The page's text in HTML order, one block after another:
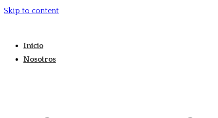
Skip to content
Inicio
Nosotros